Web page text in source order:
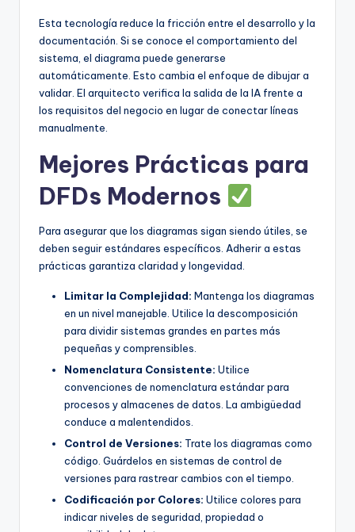
Esta tecnología reduce la fricción entre el desarrollo y la
documentación. Si se conoce el comportamiento del
sistema, el diagrama puede generarse
automáticamente. Esto cambia el enfoque de dibujar a
validar. El arquitecto verifica la salida de la IA frente a
los requisitos del negocio en lugar de conectar líneas
manualmente.
Mejores Prácticas para
DFDs Modernos
Para asegurar que los diagramas sigan siendo útiles, se
deben seguir estándares específicos. Adherir a estas
prácticas garantiza claridad y longevidad.
Limitar la Complejidad: Mantenga los diagramas
en un nivel manejable. Utilice la descomposición
para dividir sistemas grandes en partes más
pequeñas y comprensibles.
Nomenclatura Consistente: Utilice
convenciones de nomenclatura estándar para
procesos y almacenes de datos. La ambigüedad
conduce a malentendidos.
Control de Versiones: Trate los diagramas como
código. Guárdelos en sistemas de control de
versiones para rastrear cambios con el tiempo.
Codificación por Colores: Utilice colores para
indicar niveles de seguridad, propiedad o